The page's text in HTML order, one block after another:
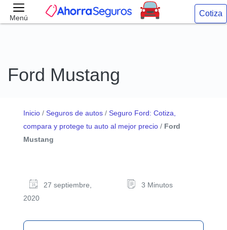
Menú Cotiza
Ford Mustang
Inicio / Seguros de autos / Seguro Ford: Cotiza,
compara y protege tu auto al mejor precio / Ford
Mustang
27 septiembre,
2020
3 Minutos